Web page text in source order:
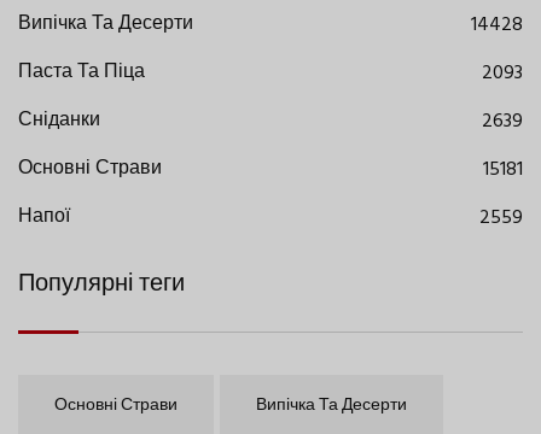
Випічка Та Десерти
14428
Паста Та Піца
2093
Сніданки
2639
Основні Страви
15181
Напої
2559
Популярні теги
Основні Страви Випічка Та Десерти